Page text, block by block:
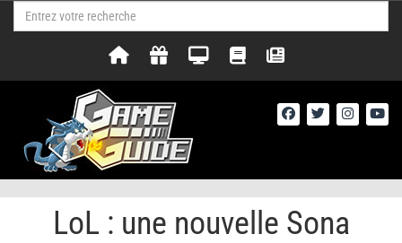
LoL : une nouvelle Sona